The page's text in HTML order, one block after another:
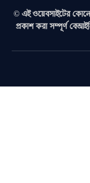
© এই ওয়েবসাইটের
প্রকাশ করা সম্পূর্ণ